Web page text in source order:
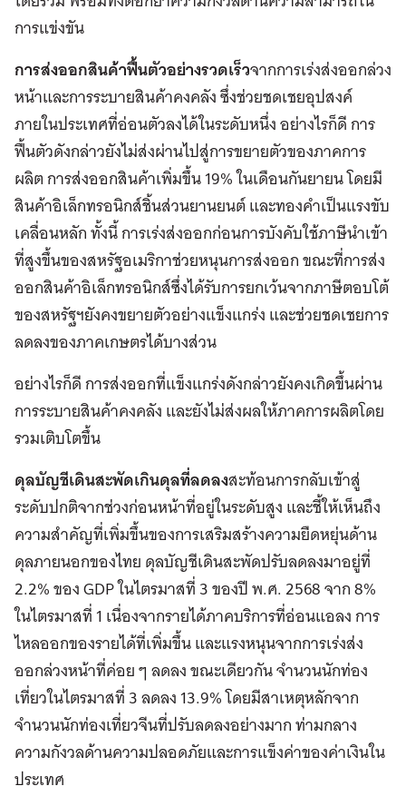
การแข่งขัน
การส่งออกสินค้าฟื้นตัวอย่างรวดเร็วจากการเร่งส่งออกล่วง
หน้าและการระบายสินค้าคงคลัง ซึ่งช่วยชดเชยอุปสงค์
ภายในประเทศที่อ่อนตัวลงได้ในระดับหนึ่ง อย่างไรก็ดี การ
ฟื้นตัวดังกล่าวยังไม่ส่งผ่านไปสู่การขยายตัวของภาคการ
ผลิต การส่งออกสินค้าเพิ่มขึ้น 19% ในเดือนกันยายน โดยมี
สินค้าอิเล็กทรอนิกส์ชิ้นส่วนยานยนต์ และทองคำเป็นแรงขับ
เคลื่อนหลัก ทั้งนี้ การเร่งส่งออกก่อนการบังคับใช้ภาษีนำเข้า
ที่สูงขึ้นของสหรัฐอเมริกาช่วยหนุนการส่งออก ขณะที่การส่ง
ออกสินค้าอิเล็กทรอนิกส์ซึ่งได้รับการยกเว้นจากภาษีตอบโต้
ของสหรัฐฯยังคงขยายตัวอย่างแข็งแกร่ง และช่วยชดเชยการ
ลดลงของภาคเกษตรได้บางส่วน
อย่างไรก็ดี การส่งออกที่แข็งแกร่งดังกล่าวยังคงเกิดขึ้นผ่าน
การระบายสินค้าคงคลัง และยังไม่ส่งผลให้ภาคการผลิตโดย
รวมเติบโตขึ้น
ดุลบัญชีเดินสะพัดเกินดุลที่ลดลงสะท้อนการกลับเข้าสู่
ระดับปกติจากช่วงก่อนหน้าที่อยู่ในระดับสูง และชี้ให้เห็นถึง
ความสำคัญที่เพิ่มขึ้นของการเสริมสร้างความยืดหยุ่นด้าน
ดุลภายนอกของไทย ดุลบัญชีเดินสะพัดปรับลดลงมาอยู่ที่
2.2% ของ GDP ในไตรมาสที่ 3 ของปี พ.ศ. 2568 จาก 8%
ในไตรมาสที่ 1 เนื่องจากรายได้ภาคบริการที่อ่อนแอลง การ
ไหลออกของรายได้ที่เพิ่มขึ้น และแรงหนุนจากการเร่งส่ง
ออกล่วงหน้าที่ค่อย ๆ ลดลง ขณะเดียวกัน จำนวนนักท่อง
เที่ยวในไตรมาสที่ 3 ลดลง 13.9% โดยมีสาเหตุหลักจาก
จำนวนนักท่องเที่ยวจีนที่ปรับลดลงอย่างมาก ท่ามกลาง
ความกังวลด้านความปลอดภัยและการแข็งค่าของค่าเงินใน
ประเทศ